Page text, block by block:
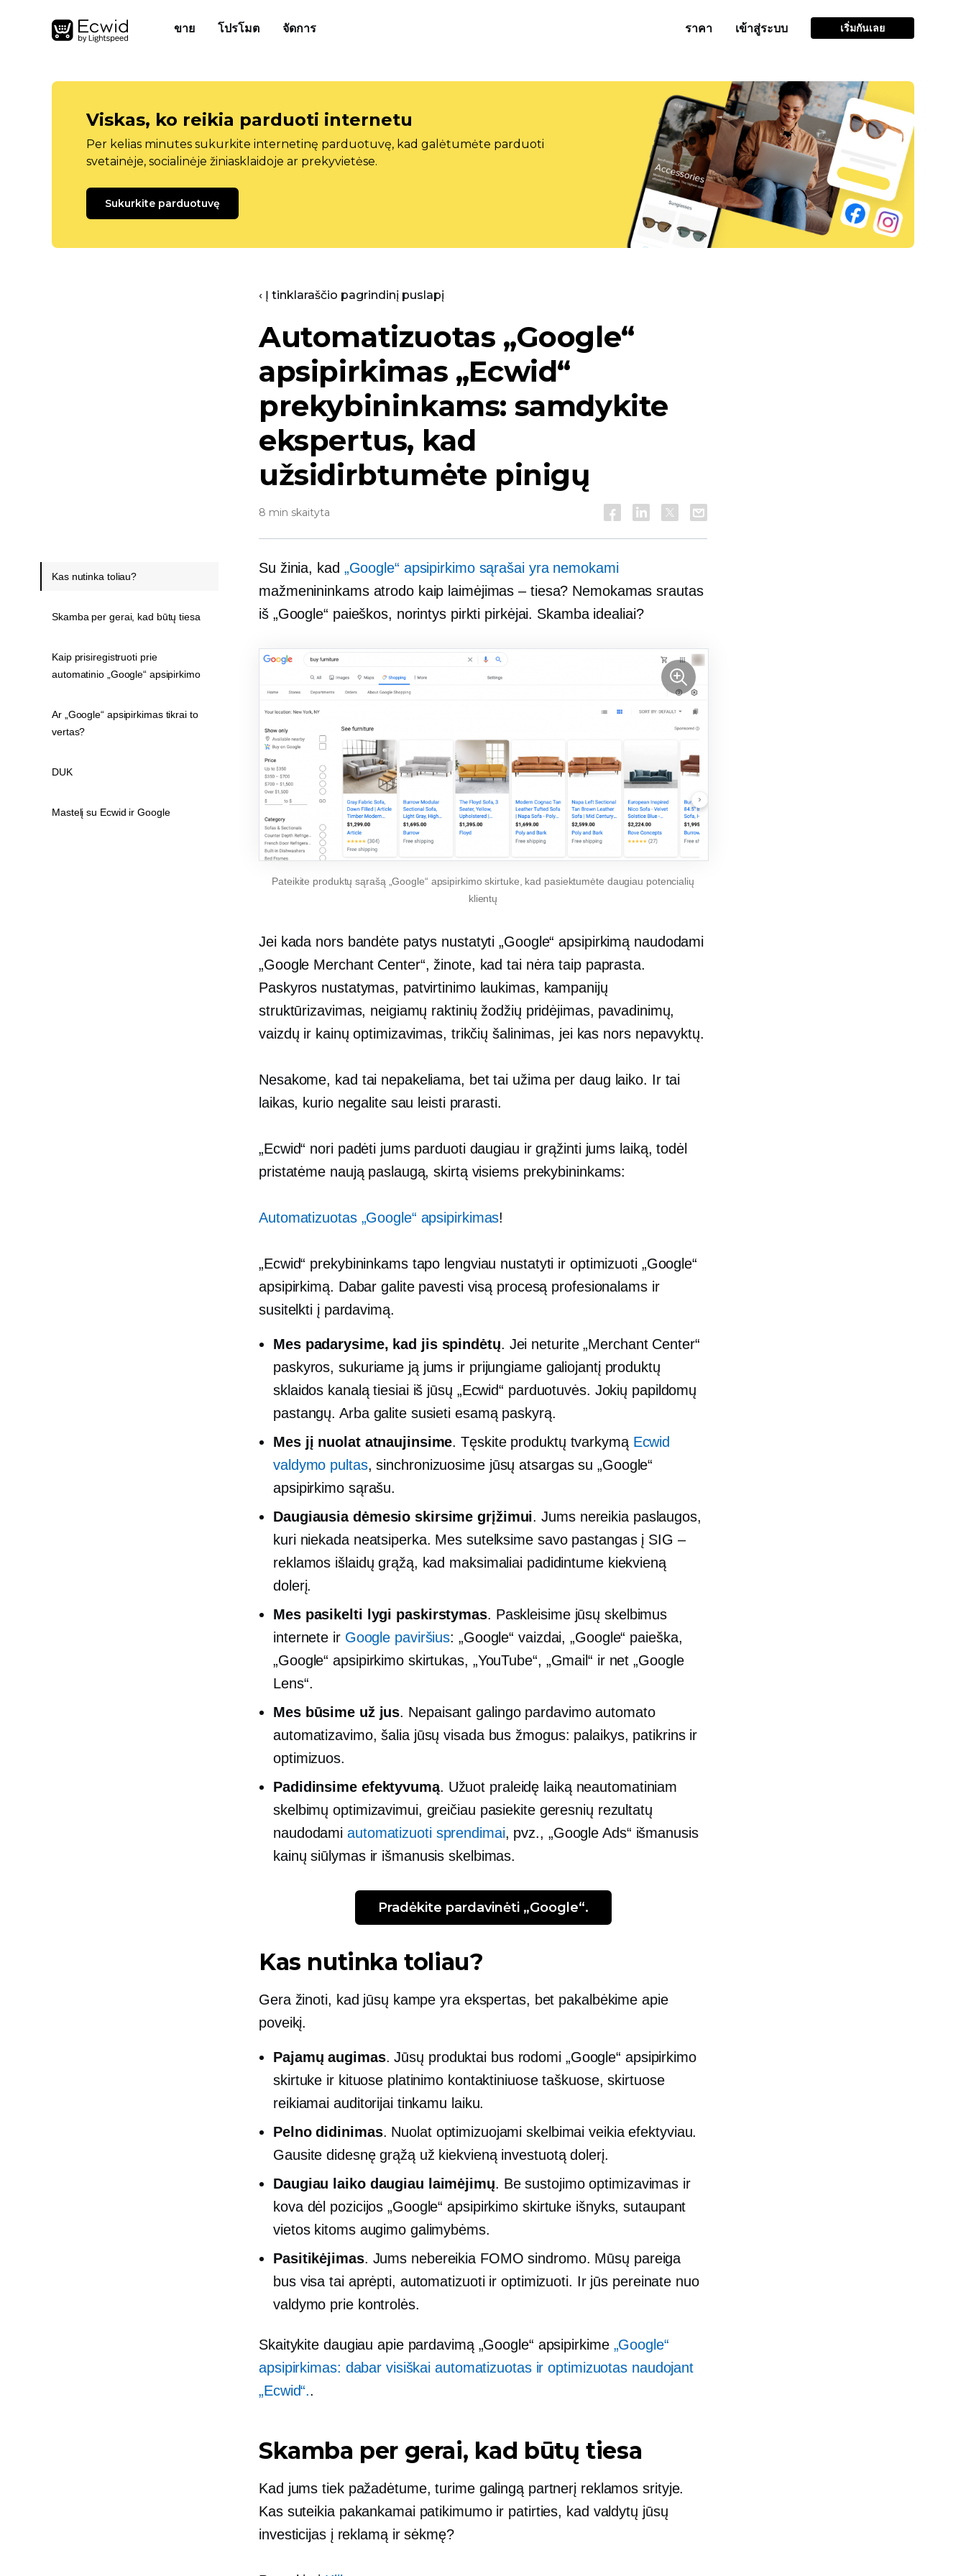
ขาย โปรโมต จัดการ ราคา เข้าสู่ระบบ เริ่มกันเลย
Viskas, ko reikia parduoti internetu
Per kelias minutes sukurkite internetinę parduotuvę, kad galėtumėte parduoti
svetainėje, socialinėje žiniasklaidoje ar prekyvietėse.
Sukurkite parduotuvę
‹ Į tinklaraščio pagrindinį puslapį
Automatizuotas „Google“
apsipirkimas „Ecwid“
prekybininkams: samdykite
ekspertus, kad
užsidirbtumėte pinigų
8 min skaityta
Su žinia, kad „Google“ apsipirkimo sąrašai yra nemokami
mažmenininkams atrodo kaip laimėjimas – tiesa? Nemokamas srautas
iš „Google“ paieškos, norintys pirkti pirkėjai. Skamba idealiai?
Pateikite produktų sąrašą „Google“ apsipirkimo skirtuke, kad pasiektumėte daugiau potencialių
klientų
Jei kada nors bandėte patys nustatyti „Google“ apsipirkimą naudodami
„Google Merchant Center“, žinote, kad tai nėra taip paprasta.
Paskyros nustatymas, patvirtinimo laukimas, kampanijų
struktūrizavimas, neigiamų raktinių žodžių pridėjimas, pavadinimų,
vaizdų ir kainų optimizavimas, trikčių šalinimas, jei kas nors nepavyktų.
Nesakome, kad tai nepakeliama, bet tai užima per daug laiko. Ir tai
laikas, kurio negalite sau leisti prarasti.
„Ecwid“ nori padėti jums parduoti daugiau ir grąžinti jums laiką, todėl
pristatėme naują paslaugą, skirtą visiems prekybininkams:
Automatizuotas „Google“ apsipirkimas!
„Ecwid“ prekybininkams tapo lengviau nustatyti ir optimizuoti „Google“
apsipirkimą. Dabar galite pavesti visą procesą profesionalams ir
susitelkti į pardavimą.
Mes padarysime, kad jis spindėtų. Jei neturite „Merchant Center“
paskyros, sukuriame ją jums ir prijungiame galiojantį produktų
sklaidos kanalą tiesiai iš jūsų „Ecwid“ parduotuvės. Jokių papildomų
pastangų. Arba galite susieti esamą paskyrą.
Mes jį nuolat atnaujinsime. Tęskite produktų tvarkymą Ecwid
valdymo pultas, sinchronizuosime jūsų atsargas su „Google“
apsipirkimo sąrašu.
Daugiausia dėmesio skirsime grįžimui. Jums nereikia paslaugos,
kuri niekada neatsiperka. Mes sutelksime savo pastangas į SIG –
reklamos išlaidų grąžą, kad maksimaliai padidintume kiekvieną
dolerį.
Mes pasikelti lygi paskirstymas. Paskleisime jūsų skelbimus
internete ir Google paviršius: „Google“ vaizdai, „Google“ paieška,
„Google“ apsipirkimo skirtukas, „YouTube“, „Gmail“ ir net „Google
Lens“.
Mes būsime už jus. Nepaisant galingo pardavimo automato
automatizavimo, šalia jūsų visada bus žmogus: palaikys, patikrins ir
optimizuos.
Padidinsime efektyvumą. Užuot praleidę laiką neautomatiniam
skelbimų optimizavimui, greičiau pasiekite geresnių rezultatų
naudodamiautomatizuoti sprendimai, pvz., „Google Ads“ išmanusis
kainų siūlymas ir išmanusis skelbimas.
Pradėkite pardavinėti „Google“.
Kas nutinka toliau?
Gera žinoti, kad jūsų kampe yra ekspertas, bet pakalbėkime apie
poveikį.
Pajamų augimas. Jūsų produktai bus rodomi „Google“ apsipirkimo
skirtuke ir kituose platinimo kontaktiniuose taškuose, skirtuose
reikiamai auditorijai tinkamu laiku.
Pelno didinimas. Nuolat optimizuojami skelbimai veikia efektyviau.
Gausite didesnę grąžą už kiekvieną investuotą dolerį.
Daugiau laiko daugiau laimėjimų. Be sustojimooptimizavimas ir
kova dėl pozicijos „Google“ apsipirkimo skirtuke išnyks, sutaupant
vietos kitoms augimo galimybėms.
Pasitikėjimas. Jums nebereikia FOMO sindromo. Mūsų pareiga
bus visa tai aprėpti, automatizuoti ir optimizuoti. Ir jūs pereinate nuo
valdymo prie kontrolės.
Skaitykite daugiau apie pardavimą „Google“ apsipirkime „Google“
apsipirkimas: dabar visiškai automatizuotas ir optimizuotas naudojant
„Ecwid“..
Skamba per gerai, kad būtų tiesa
Kad jums tiek pažadėtume, turime galingą partnerį reklamos srityje.
Kas suteikia pakankamai patikimumo ir patirties, kad valdytų jūsų
investicijas į reklamą ir sėkmę?
Kas nutinka toliau?
Skamba per gerai, kad būtų tiesa
Kaip prisiregistruoti prie
automatinio „Google“ apsipirkimo
Ar „Google“ apsipirkimas tikrai to
vertas?
DUK
Mastelį su Ecwid ir Google